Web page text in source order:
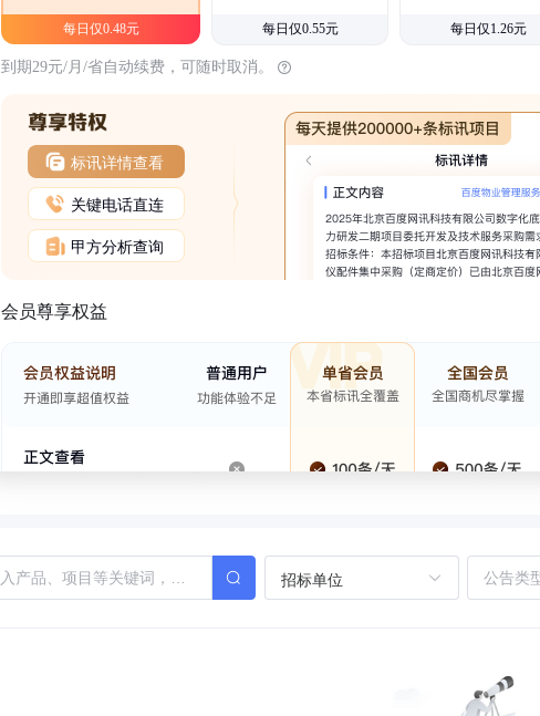
每日仅0.48元 每日仅0.55元 每日仅1.26元
到期29元/月/省自动续费，可随时取消。
标讯详情查看
关键电话直连
甲方分析查询
会员尊享权益
招标单位